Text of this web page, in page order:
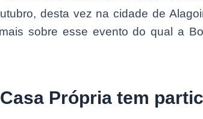
desta vez na cidade de
sobre esse evento do qual a
Própria tem